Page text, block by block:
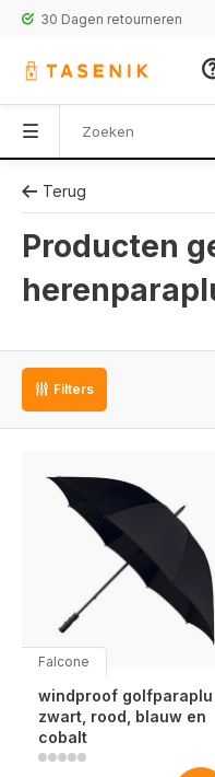
30 Dagen retourneren
Terug
Producten
Filters
Falcone
windproof golfparaplu
zwart, rood, blauw en
cobalt